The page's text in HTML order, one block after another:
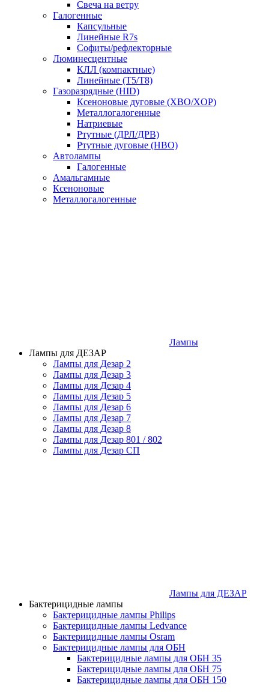
Свеча на ветру
Галогенные
Капсульные
Линейные R7s
Софиты/рефлекторные
Люминесцентные
КЛЛ (компактные)
Линейные (T5/T8)
Газоразрядные (HID)
Ксеноновые дуговые (XBO/XOP)
Металлогалогенные
Натриевые
Ртутные (ДРЛ/ДРВ)
Ртутные дуговые (HBO)
Автолампы
Галогенные
Амальгамные
Ксеноновые
Металлогалогенные
Лампы
Лампы для ДЕЗАР
Лампы для Дезар 2
Лампы для Дезар 3
Лампы для Дезар 4
Лампы для Дезар 5
Лампы для Дезар 6
Лампы для Дезар 7
Лампы для Дезар 8
Лампы для Дезар 801 / 802
Лампы для Дезар СП
Лампы для ДЕЗАР
Бактерицидные лампы
Бактерицидные лампы Philips
Бактерицидные лампы Ledvance
Бактерицидные лампы Osram
Бактерицидные лампы для ОБН
Бактерицидные лампы для ОБН 35
Бактерицидные лампы для ОБН 75
Бактерицидные лампы для ОБН 150